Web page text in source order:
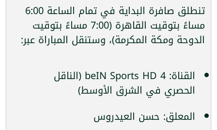
تنطلق صافرة البداية في تمام الساعة 6:00
مساءً بتوقيت القاهرة (7:00 مساءً بتوقيت
الدوحة ومكة المكرمة)، وستنقل المباراة عبر:
القناة: beIN Sports HD 4 (الناقل
الحصري في الشرق الأوسط)
المعلق: حسن العيدروس